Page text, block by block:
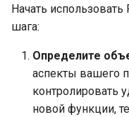
Начать
шага:
Определите
аспекты вашего
контролировать
новой функции,